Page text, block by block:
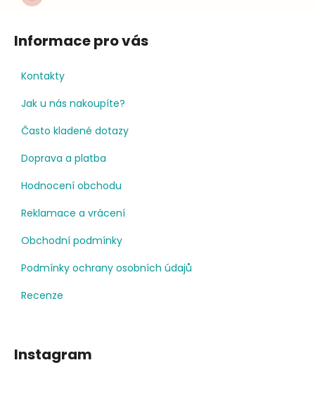
Informace pro vás
Kontakty
Jak u nás nakoupíte?
Často kladené dotazy
Doprava a platba
Hodnocení obchodu
Reklamace a vrácení
Obchodní podmínky
Podmínky ochrany osobních údajů
Recenze
Instagram